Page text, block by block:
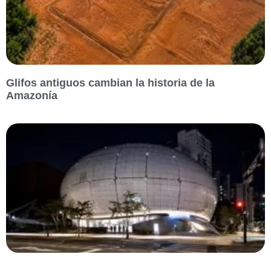
Glifos antiguos cambian la historia de la
Amazonía